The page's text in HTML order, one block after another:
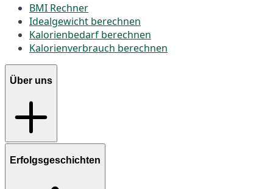
BMI Rechner
Idealgewicht berechnen
Kalorienbedarf berechnen
Kalorienverbrauch berechnen
Über uns
Erfolgsgeschichten